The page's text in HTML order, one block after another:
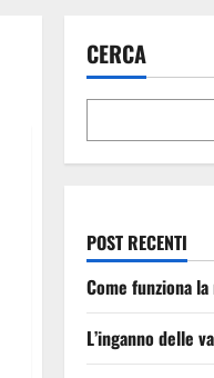
CERCA
POST RECENTI
Come funziona
L’inganno delle